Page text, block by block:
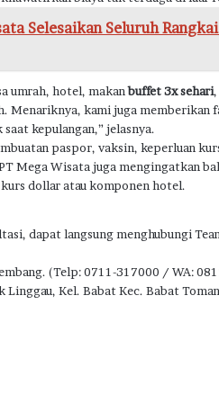
Selesaikan Seluruh
umrah, hotel, makanbuffet 3x sehari,
Menariknya, kami juga memberikan
kepulangan,” jelasnya.
paspor, vaksin, keperluan
Mega Wisata juga mengingatkan
dollar atau komponen hotel.
dapat langsung menghubungi
(Telp: 0711-317000 / WA:
Kel. Babat Kec. Babat